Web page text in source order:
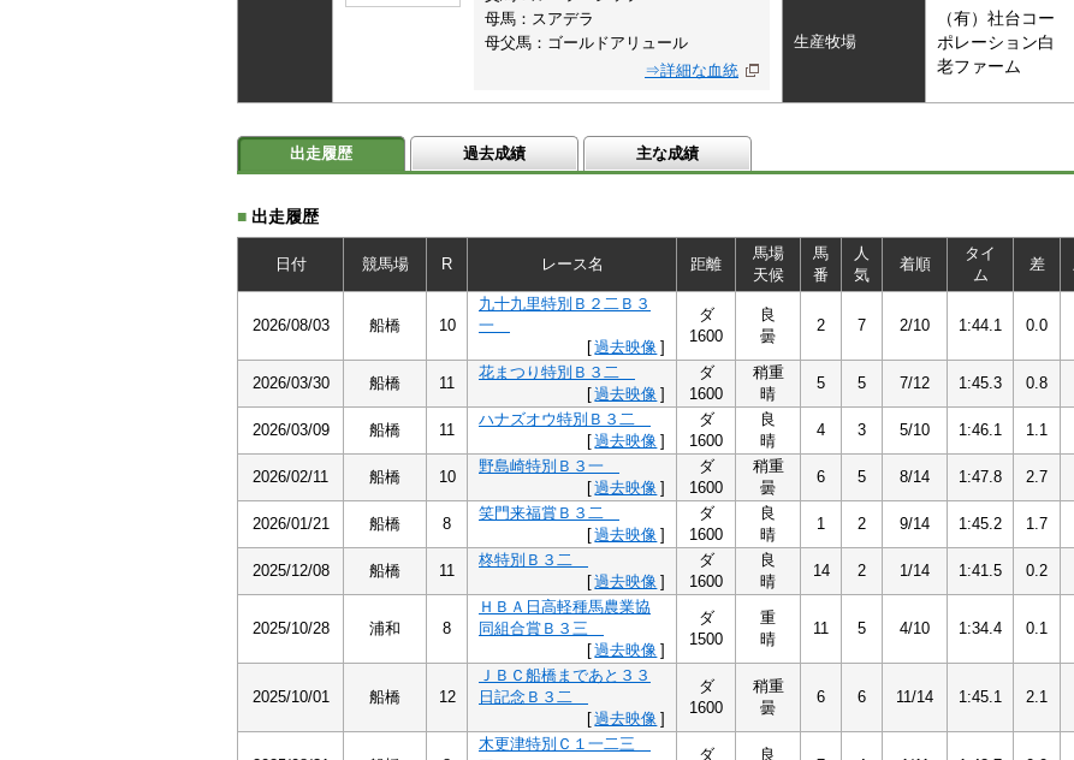
母馬：スアデラ
母父馬：ゴールドアリュール
⇒詳細な血統
生産牧場
（有）社台コー
ポレーション白
老ファーム
出走履歴 過去成績 主な成績
■ 出走履歴
日付 競馬場 R レース名 距離
馬場
天候
馬
番
人
気
着順
タイ
ム
差
2026/08/03 船橋 10
九十九里特別Ｂ２二Ｂ３
一
[過去映像 ]
ダ
1600
良
曇
2 7 2/10 1:44.1 0.0
2026/03/30 船橋 11
花まつり特別Ｂ３二
[過去映像 ]
ダ
1600
稍重
晴
5 5 7/12 1:45.3 0.8
2026/03/09 船橋 11
ハナズオウ特別Ｂ３二
[過去映像 ]
ダ
1600
良
晴
4 3 5/10 1:46.1 1.1
2026/02/11 船橋 10
野島崎特別Ｂ３一
[過去映像 ]
ダ
1600
稍重
曇
6 5 8/14 1:47.8 2.7
2026/01/21 船橋 8
笑門来福賞Ｂ３二
[過去映像 ]
ダ
1600
良
晴
1 2 9/14 1:45.2 1.7
2025/12/08 船橋 11
柊特別Ｂ３二
[過去映像 ]
ダ
1600
良
晴
14 2 1/14 1:41.5 0.2
2025/10/28 浦和 8
ＨＢＡ日高軽種馬農業協
同組合賞Ｂ３三
[過去映像 ]
ダ
1500
重
晴
11 5 4/10 1:34.4 0.1
2025/10/01 船橋 12
ＪＢＣ船橋まであと３３
日記念Ｂ３二
[過去映像 ]
ダ
1600
稍重
曇
6 6 11/14 1:45.1 2.1
木更津特別Ｃ１一二三
ダ
良